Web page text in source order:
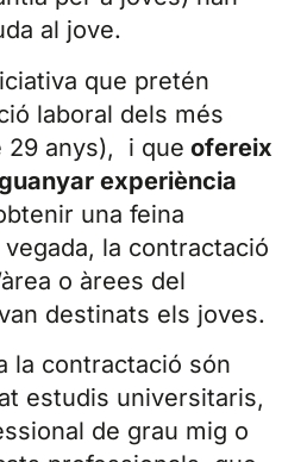
al jove.
que pretén
laboral dels més
29 anys), i que ofereix
experiència
una feina
la contractació
o àrees del
destinats els joves.
la contractació són
estudis universitaris,
de grau mig o